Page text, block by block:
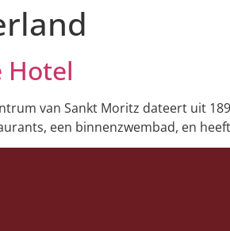
Hotel
van Sankt Moritz dateert uit
een binnenzwembad, en